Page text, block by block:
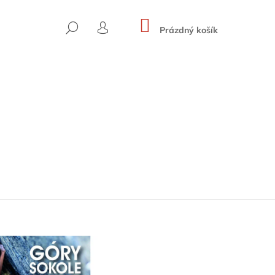
HLEDAT
PŘIHLÁŠENÍ
NÁKUPNÍ
KOŠÍK
Prázdný košík
ROUTES